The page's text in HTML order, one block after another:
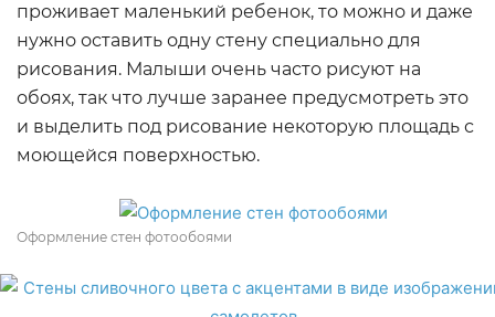
проживает маленький ребенок, то можно и даже
нужно оставить одну стену специально для
рисования. Малыши очень часто рисуют на
обоях, так что лучше заранее предусмотреть это
и выделить под рисование некоторую площадь с
моющейся поверхностью.
Оформление стен фотообоями